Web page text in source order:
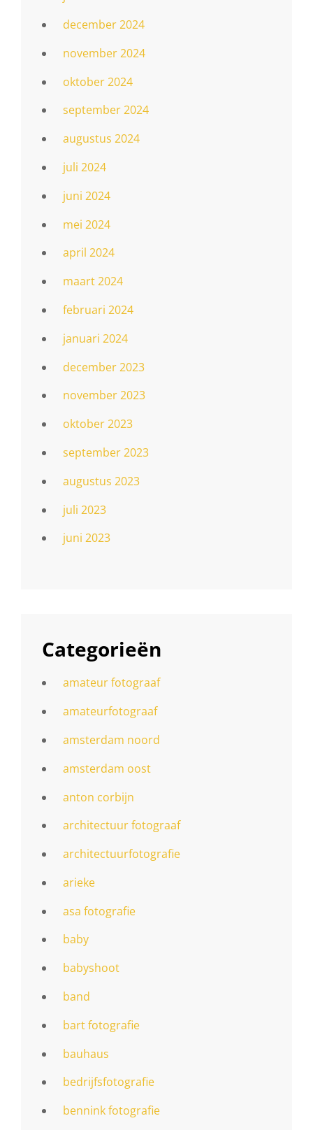
december 2024
november 2024
oktober 2024
september 2024
augustus 2024
juli 2024
juni 2024
mei 2024
april 2024
maart 2024
februari 2024
januari 2024
december 2023
november 2023
oktober 2023
september 2023
augustus 2023
juli 2023
juni 2023
Categorieën
amateur fotograaf
amateurfotograaf
amsterdam noord
amsterdam oost
anton corbijn
architectuur fotograaf
architectuurfotografie
arieke
asa fotografie
baby
babyshoot
band
bart fotografie
bauhaus
bedrijfsfotografie
bennink fotografie